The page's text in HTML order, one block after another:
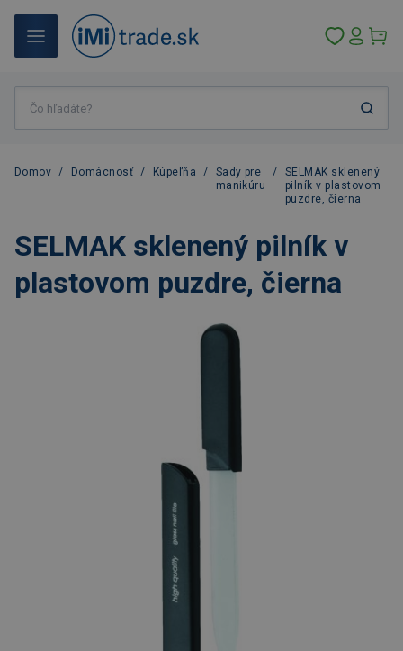
Domov / Domácnosť / Kúpeľňa /
Sady pre
manikúru
/
SELMAK sklenený
pilník v plastovom
puzdre, čierna
SELMAK sklenený pilník v
plastovom puzdre, čierna